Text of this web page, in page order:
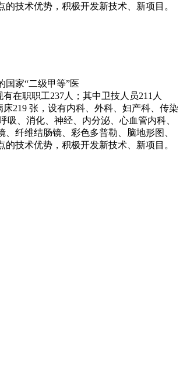
技术优势，积极开发新技术、新项目。
国家“二级甲等”医
职工237人；其中卫技人员211人
219 张，设有内科、外科、妇产科、传染
、消化、神经、内分泌、心血管内科、
纤维结肠镜、彩色多普勒、脑地形图、
技术优势，积极开发新技术、新项目。